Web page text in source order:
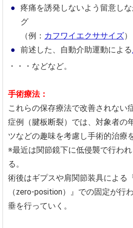
疼痛を誘発しないよう留意し
グ
（例： カフワイエクササイズ）
前述した、自動介助運動による
・・・などなど。
手術療法：
これらの保存療法で改善されない
症例（腱板断裂）では、対象者の
ツなどの趣味を考慮し手術的治療
※最近は関節鏡下に低侵襲で行わ
る。
術後はギプスや肩関節装具による
（zero-position）』での固定が行
垂を行っていく。